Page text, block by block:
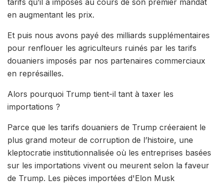
tarifs qu’il a imposés au cours de son premier mandat
en augmentant les prix.
Et puis nous avons payé des milliards supplémentaires
pour renflouer les agriculteurs ruinés par les tarifs
douaniers imposés par nos partenaires commerciaux
en représailles.
Alors pourquoi Trump tient-il tant à taxer les
importations ?
Parce que les tarifs douaniers de Trump créeraient le
plus grand moteur de corruption de l’histoire, une
kleptocratie institutionnalisée où les entreprises basées
sur les importations vivent ou meurent selon la faveur
de Trump. Les pièces importées d'Elon Musk